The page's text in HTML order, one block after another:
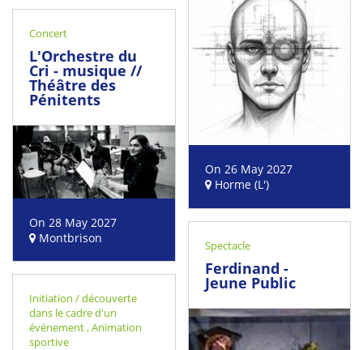
On 26 May 2027
Horme (L')
Concert
L'Orchestre du
Cri - musique //
Théâtre des
Pénitents
On 28 May 2027
Montbrison
Spectacle
Ferdinand -
Jeune Public
Initiation / découverte
dans le cadre d'un
événement,Animation
sportive